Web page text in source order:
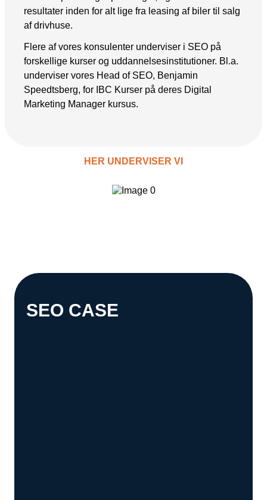
resultater inden for alt lige fra leasing af biler til salg
af drivhuse.
Flere af vores konsulenter underviser i SEO på
forskellige kurser og uddannelsesinstitutioner. Bl.a.
underviser vores Head of SEO, Benjamin
Speedtsberg, for IBC Kurser på deres Digital
Marketing Manager kursus.
HER UNDERVISER VI
SEO CASE